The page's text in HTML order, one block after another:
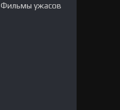
Фильмы ужасов